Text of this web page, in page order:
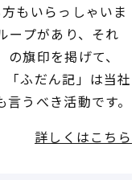
もいらっしゃいま
ープがあり、それ
旗印を掲げて、
ふだん記」は当社
うべき活動です。
詳しくはこちら